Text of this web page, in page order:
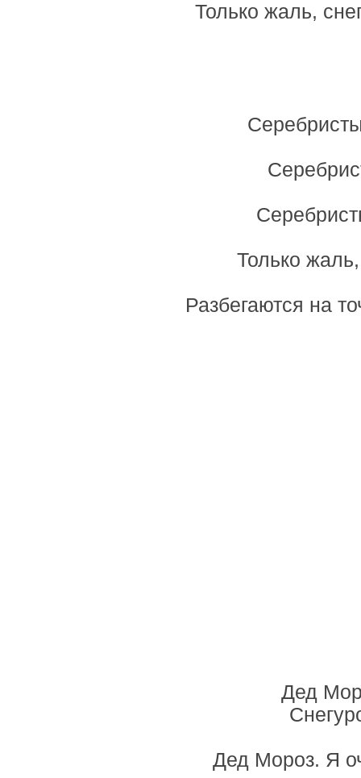
Только жаль,
Только
Разбегаются на
Дед
Дед Мороз. Я